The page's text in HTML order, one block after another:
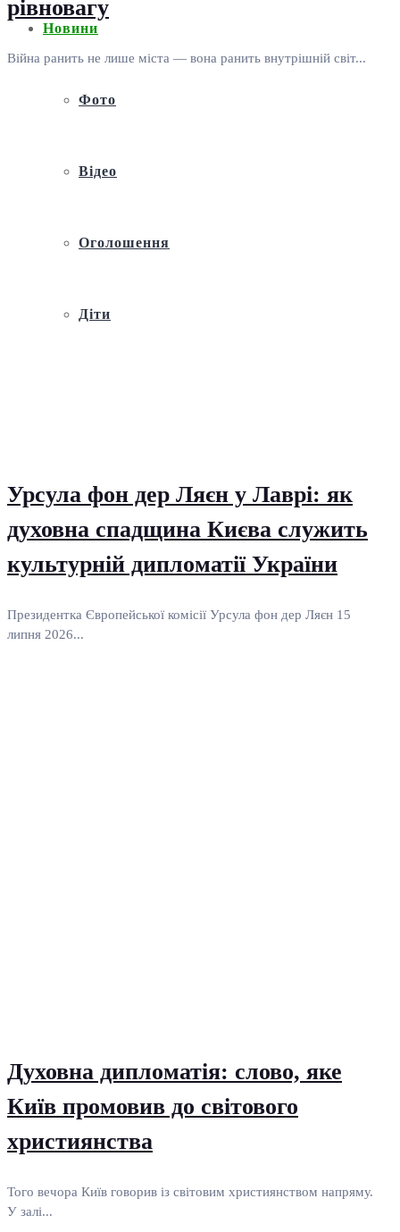
Новини
Фото
Відео
Оголошення
Діти
рівновагу
Війна ранить не лише міста — вона ранить внутрішній світ...
Урсула фон дер Ляєн у Лаврі: як
духовна спадщина Києва служить
культурній дипломатії України
Президентка Європейської комісії Урсула фон дер Ляєн 15
липня 2026...
Духовна дипломатія: слово, яке
Київ промовив до світового
християнства
Того вечора Київ говорив із світовим християнством напряму.
У залі...